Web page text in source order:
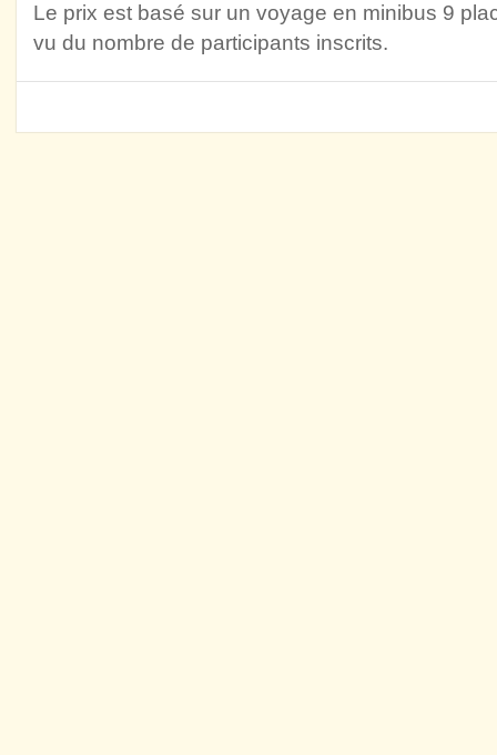
Le prix est basé sur un voyage en minibus 9
vu du nombre de participants inscrits.